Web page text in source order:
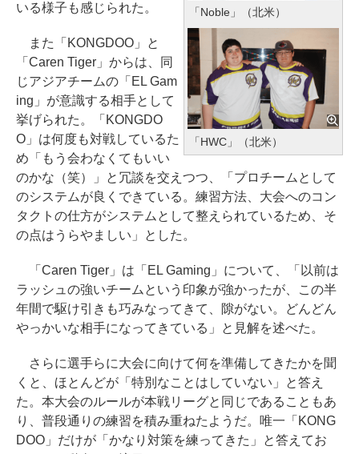
「Noble」（北米）
「HWC」（北米）
いる様子も感じられた。
また「KONGDOO」と
「Caren Tiger」からは、同
じアジアチームの「EL Gam
ing」が意識する相手として
挙げられた。「KONGDO
O」は何度も対戦しているた
め「もう会わなくてもいい
のかな（笑）」と冗談を交えつつ、「プロチームとして
のシステムが良くできている。練習方法、大会へのコン
タクトの仕方がシステムとして整えられているため、そ
の点はうらやましい」とした。
「Caren Tiger」は「EL Gaming」について、「以前は
ラッシュの強いチームという印象が強かったが、この半
年間で駆け引きも巧みなってきて、隙がない。どんどん
やっかいな相手になってきている」と見解を述べた。
さらに選手らに大会に向けて何を準備してきたかを聞
くと、ほとんどが「特別なことはしていない」と答え
た。本大会のルールが本戦リーグと同じであることもあ
り、普段通りの練習を積み重ねたようだ。唯一「KONG
DOO」だけが「かなり対策を練ってきた」と答えてお